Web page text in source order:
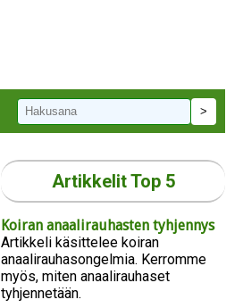
Artikkelit Top 5
Koiran anaalirauhasten tyhjennys
Artikkeli käsittelee koiran
anaalirauhasongelmia. Kerromme
myös, miten anaalirauhaset
tyhjennetään.